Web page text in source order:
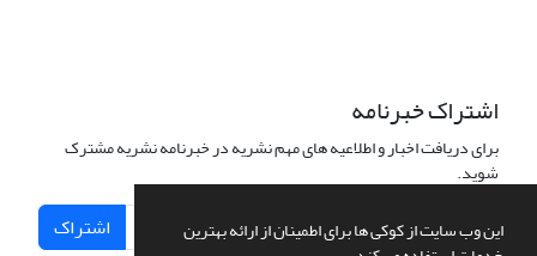
این وب سایت از کوکی ها برای اطمینان از ارائه بهترین
اشتراک خبرنامه
برای دریافت اخبار و اطلاعیه های مهم نشریه در خبرنامه نشریه مشترک
شوید.
اشتراک